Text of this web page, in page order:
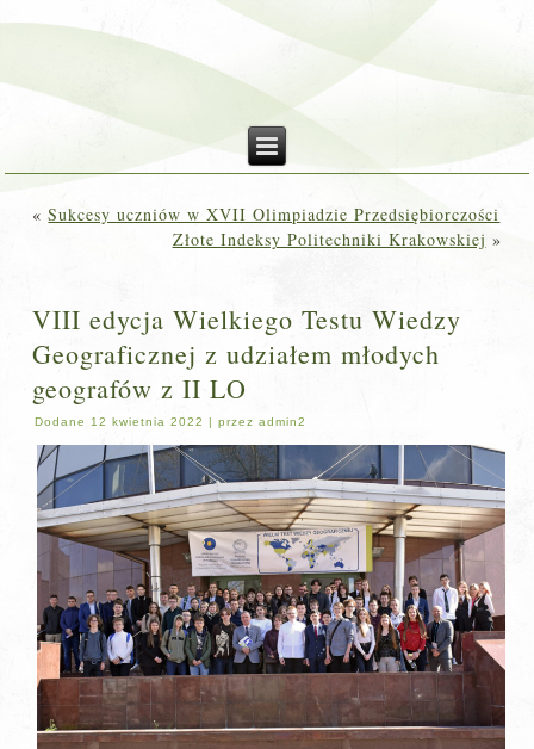
«Sukcesy uczniów w XVII Olimpiadzie Przedsiębiorczości
Złote Indeksy Politechniki Krakowskiej »
VIII edycja Wielkiego Testu Wiedzy
Geograficznej z udziałem młodych
geografów z II LO
Dodane 12 kwietnia 2022 |przez admin2